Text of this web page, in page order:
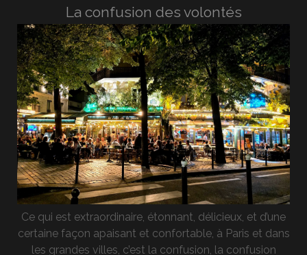
La confusion des volontés
Ce qui est extraordinaire, étonnant, délicieux, et d’une
certaine façon apaisant et confortable, à Paris et dans
les grandes villes, c’est la confusion, la confusion